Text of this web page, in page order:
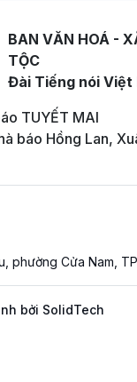
BAN VĂN HOÁ -
TỘC
Đài Tiếng nói Việt
TUYẾT MAI
báo Hồng Lan,
phường Cửa Nam,
bởi SolidTech